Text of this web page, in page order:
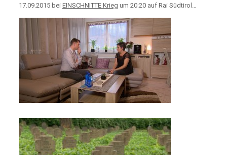
17.09.2015 bei EINSCHNITTE Krieg um 20:20 auf Rai Südtirol…